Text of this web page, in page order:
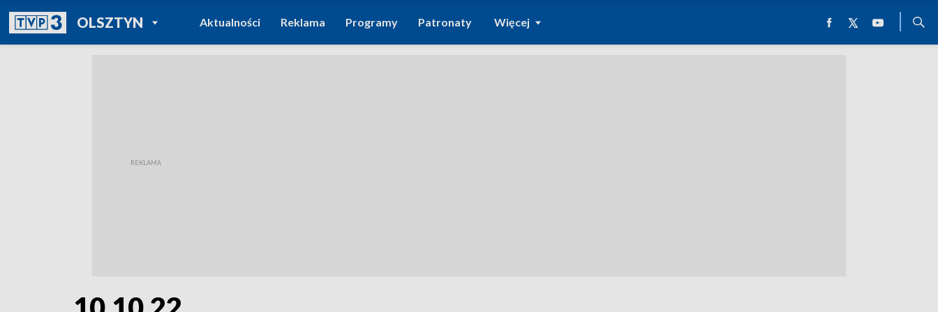
OLSZTYNPOWRÓT DO
TVP REGIONY
Aktualności Reklama Programy Patronaty Więcej